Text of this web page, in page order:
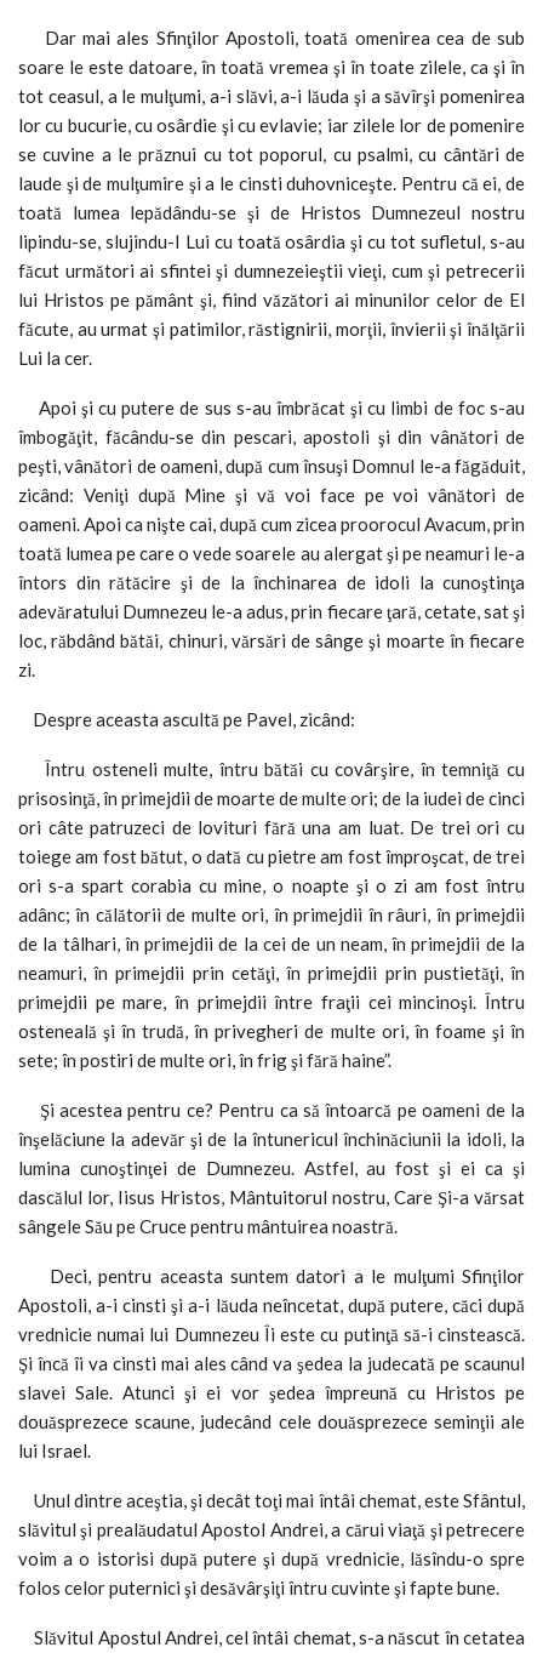
Dar mai ales Sfinţilor Apostoli, toată omenirea cea de sub
soare le este datoare, în toată vremea şi în toate zilele, ca şi în
tot ceasul, a le mulţumi, a-i slăvi, a-i lăuda şi a săvîrşi pomenirea
lor cu bucurie, cu osârdie şi cu evlavie; iar zilele lor de pomenire
se cuvine a le prăznui cu tot poporul, cu psalmi, cu cântări de
laude şi de mulţumire şi a le cinsti duhovniceşte. Pentru că ei, de
toată lumea lepădându-se şi de Hristos Dumnezeul nostru
lipindu-se, slujindu-I Lui cu toată osârdia şi cu tot sufletul, s-au
făcut următori ai sfintei şi dumnezeieştii vieţi, cum şi petrecerii
lui Hristos pe pământ şi, fiind văzători ai minunilor celor de El
făcute, au urmat şi patimilor, răstignirii, morţii, învierii şi înălţării
Lui la cer.
Apoi şi cu putere de sus s-au îmbrăcat şi cu limbi de foc s-au
îmbogăţit, făcându-se din pescari, apostoli şi din vânători de
peşti, vânători de oameni, după cum însuşi Domnul le-a făgăduit,
zicând: Veniţi după Mine şi vă voi face pe voi vânători de
oameni. Apoi ca nişte cai, după cum zicea proorocul Avacum, prin
toată lumea pe care o vede soarele au alergat şi pe neamuri le-a
întors din rătăcire şi de la închinarea de idoli la cunoştinţa
adevăratului Dumnezeu le-a adus, prin fiecare ţară, cetate, sat şi
loc, răbdând bătăi, chinuri, vărsări de sânge şi moarte în fiecare
zi.
Despre aceasta ascultă pe Pavel, zicând:
Întru osteneli multe, întru bătăi cu covârşire, în temniţă cu
prisosinţă, în primejdii de moarte de multe ori; de la iudei de cinci
ori câte patruzeci de lovituri fără una am luat. De trei ori cu
toiege am fost bătut, o dată cu pietre am fost împroşcat, de trei
ori s-a spart corabia cu mine, o noapte şi o zi am fost întru
adânc; în călătorii de multe ori, în primejdii în râuri, în primejdii
de la tâlhari, în primejdii de la cei de un neam, în primejdii de la
neamuri, în primejdii prin cetăţi, în primejdii prin pustietăţi, în
primejdii pe mare, în primejdii între fraţii cei mincinoşi. Întru
osteneală şi în trudă, în privegheri de multe ori, în foame şi în
sete; în postiri de multe ori, în frig şi fără haine”.
Şi acestea pentru ce? Pentru ca să întoarcă pe oameni de la
înşelăciune la adevăr şi de la întunericul închinăciunii la idoli, la
lumina cunoştinţei de Dumnezeu. Astfel, au fost şi ei ca şi
dascălul lor, Iisus Hristos, Mântuitorul nostru, Care Şi-a vărsat
sângele Său pe Cruce pentru mântuirea noastră.
Deci, pentru aceasta suntem datori a le mulţumi Sfinţilor
Apostoli, a-i cinsti şi a-i lăuda neîncetat, după putere, căci după
vrednicie numai lui Dumnezeu Îi este cu putinţă să-i cinstească.
Şi încă îi va cinsti mai ales când va şedea la judecată pe scaunul
slavei Sale. Atunci şi ei vor şedea împreună cu Hristos pe
douăsprezece scaune, judecând cele douăsprezece seminţii ale
lui Israel.
Unul dintre aceştia, şi decât toţi mai întâi chemat, este Sfântul,
slăvitul şi prealăudatul Apostol Andrei, a cărui viaţă şi petrecere
voim a o istorisi după putere şi după vrednicie, lăsîndu-o spre
folos celor puternici şi desăvârşiţi întru cuvinte şi fapte bune.
Slăvitul Apostul Andrei, cel întâi chemat, s-a născut în cetatea